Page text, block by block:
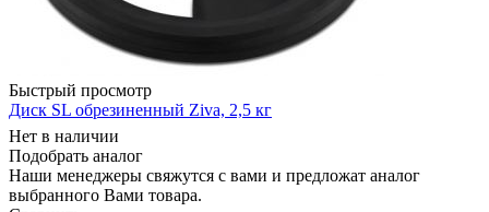
Быстрый просмотр
Диск SL обрезиненный Ziva, 2,5 кг
Нет в наличии
Подобрать аналог
Наши менеджеры свяжутся с вами и предложат аналог
выбранного Вами товара.